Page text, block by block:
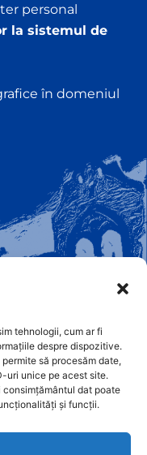
tehnologii, cum ar fi
despre dispozitive.
să procesăm date,
uri unice pe acest site.
dat poate
și funcții.
personal
la sistemul de
în domeniul